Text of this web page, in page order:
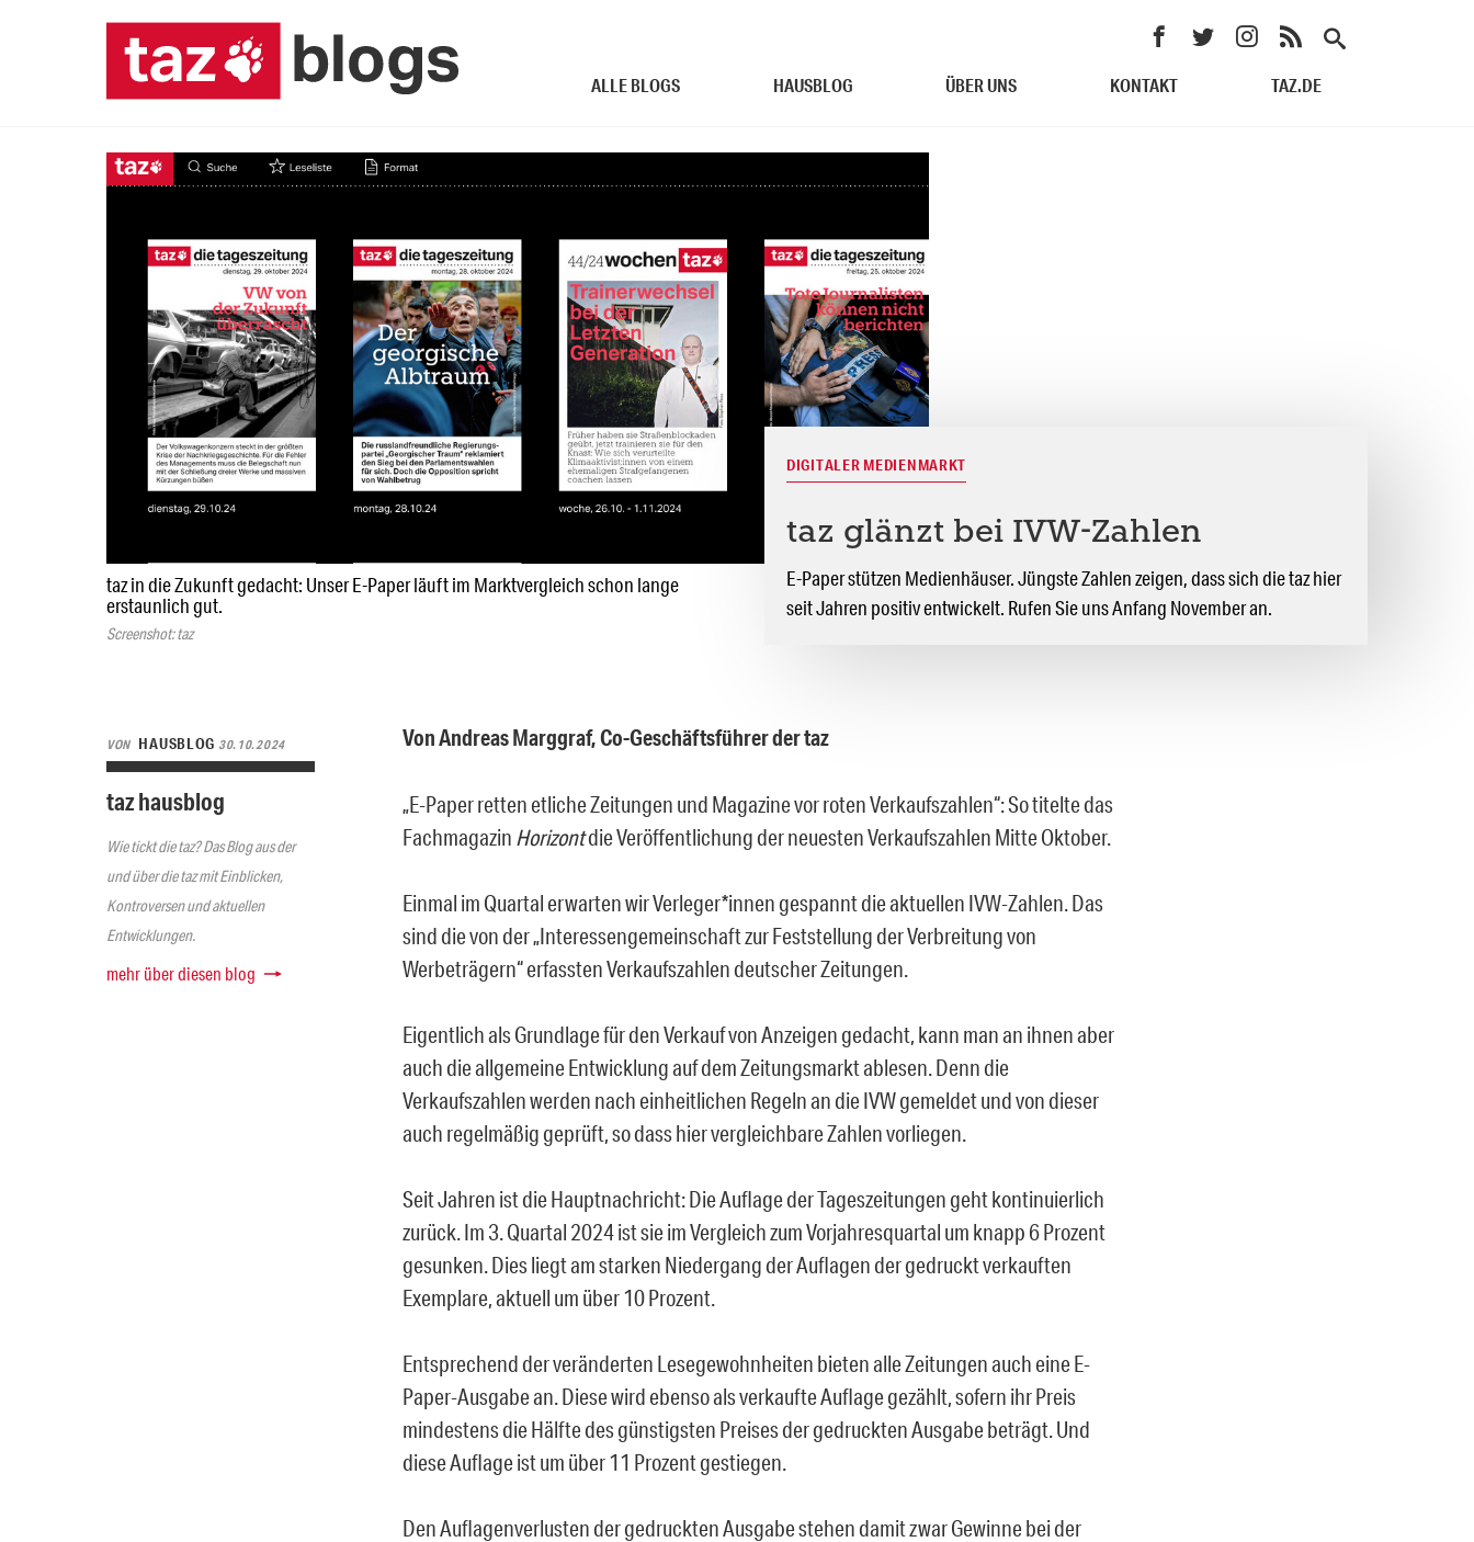
ALLE BLOGS HAUSBLOG ÜBER UNS KONTAKT TAZ.DE
taz in die Zukunft gedacht: Unser E-Paper läuft im Marktvergleich schon lange
erstaunlich gut.
Screenshot: taz
DIGITALER MEDIENMARKT
taz glänzt bei IVW-Zahlen
E-Paper stützen Medienhäuser. Jüngste Zahlen zeigen, dass sich die taz hier
seit Jahren positiv entwickelt. Rufen Sie uns Anfang November an.
VON HAUSBLOG 30.10.2024
taz hausblog
Wie tickt die taz? Das Blog aus der
und über die taz mit Einblicken,
Kontroversen und aktuellen
Entwicklungen.
mehr über diesen blog
Von Andreas Marggraf, Co-Geschäftsführer der taz
„E-Paper retten etliche Zeitungen und Magazine vor roten Verkaufszahlen“: So titelte das
Fachmagazin Horizontdie Veröffentlichung der neuesten Verkaufszahlen Mitte Oktober.
Einmal im Quartal erwarten wir Verleger*innen gespannt die aktuellen IVW-Zahlen. Das
sind die von der „Interessengemeinschaft zur Feststellung der Verbreitung von
Werbeträgern“ erfassten Verkaufszahlen deutscher Zeitungen.
Eigentlich als Grundlage für den Verkauf von Anzeigen gedacht, kann man an ihnen aber
auch die allgemeine Entwicklung auf dem Zeitungsmarkt ablesen. Denn die
Verkaufszahlen werden nach einheitlichen Regeln an die IVW gemeldet und von dieser
auch regelmäßig geprüft, so dass hier vergleichbare Zahlen vorliegen.
Seit Jahren ist die Hauptnachricht: Die Auflage der Tageszeitungen geht kontinuierlich
zurück. Im 3. Quartal 2024 ist sie im Vergleich zum Vorjahresquartal um knapp 6 Prozent
gesunken. Dies liegt am starken Niedergang der Auflagen der gedruckt verkauften
Exemplare, aktuell um über 10 Prozent.
Entsprechend der veränderten Lesegewohnheiten bieten alle Zeitungen auch eine E-
Paper-Ausgabe an. Diese wird ebenso als verkaufte Auflage gezählt, sofern ihr Preis
mindestens die Hälfte des günstigsten Preises der gedruckten Ausgabe beträgt. Und
diese Auflage ist um über 11 Prozent gestiegen.
Den Auflagenverlusten der gedruckten Ausgabe stehen damit zwar Gewinne bei der